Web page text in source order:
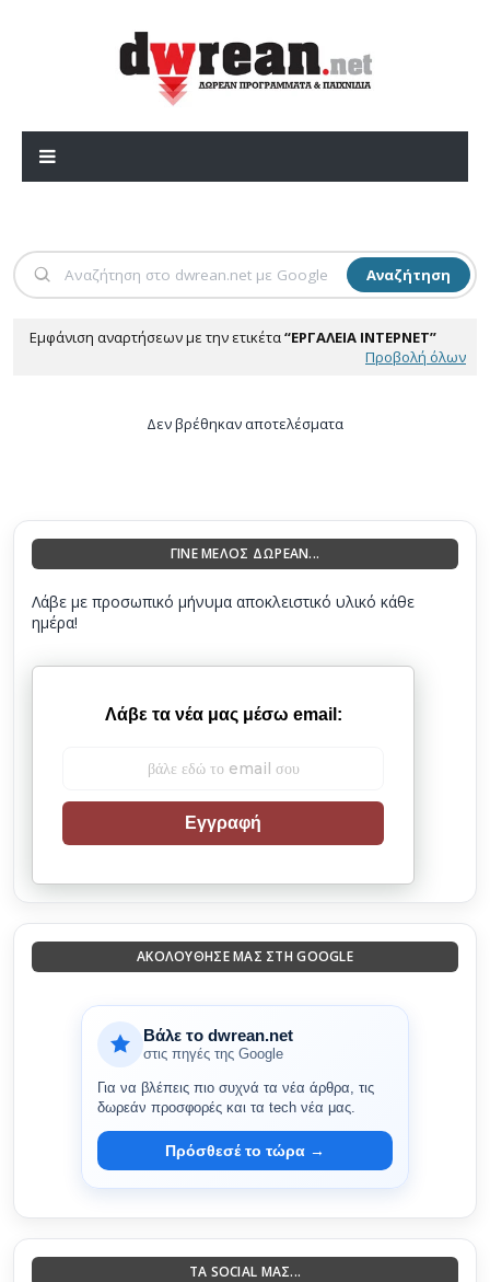
Αναζήτηση
Εμφάνιση αναρτήσεων με την ετικέτα ΕΡΓΑΛΕΊΑ ΊΝΤΕΡΝΕΤ
Προβολή όλων
Δεν βρέθηκαν αποτελέσματα
ΓΙΝΕ ΜΕΛΟΣ ΔΩΡΕΑΝ...
Λάβε με προσωπικό μήνυμα αποκλειστικό υλικό κάθε
ημέρα!
Λάβε τα νέα μας μέσω email:
Εγγραφή
ΑΚΟΛΟΎΘΗΣΈ ΜΑΣ ΣΤΗ GOOGLE
Βάλε το dwrean.net
στις πηγές της Google
Για να βλέπεις πιο συχνά τα νέα άρθρα, τις
δωρεάν προσφορές και τα tech νέα μας.
Πρόσθεσέ το τώρα →
ΤΑ SOCIAL ΜΑΣ...